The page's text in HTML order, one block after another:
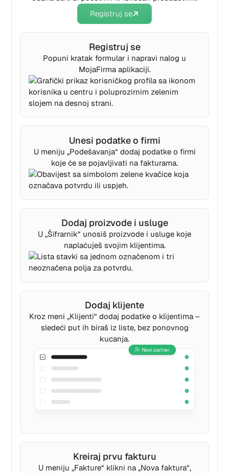
Registruj se
Registruj se
Popuni kratak formular i napravi nalog u
MojaFirma aplikaciji.
Unesi podatke o firmi
U meniju „Podešavanja“ dodaj podatke o firmi
koje će se pojavljivati na fakturama.
Dodaj proizvode i usluge
U „Šifrarnik“ unosiš proizvode i usluge koje
naplaćuješ svojim klijentima.
Dodaj klijente
Kroz meni „Klijenti“ dodaj podatke o klijentima –
sledeći put ih biraš iz liste, bez ponovnog
kucanja.
Kreiraj prvu fakturu
U meniju „Fakture“ klikni na „Nova faktura“,